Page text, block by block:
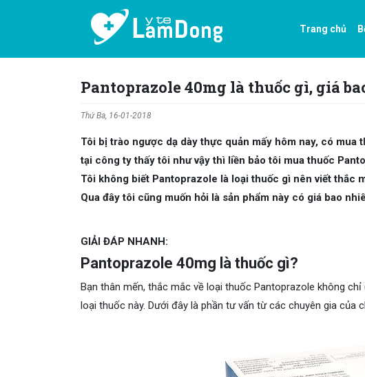
Trang chủ
Pantoprazole 40mg là thuốc gì, giá
Thứ Ba, 16-01-2018
Tôi bị trào ngược dạ dày thực quản mấy hôm nay, có
tại công ty thấy tôi như vậy thì liền bảo tôi mua thuốc
Tôi không biết Pantoprazole là loại thuốc gì nên viết thắc
Qua đây tôi cũng muốn hỏi là sản phẩm này có giá bao
GIẢI ĐÁP NHANH:
Pantoprazole 40mg là thuốc gì?
Bạn thân mến, thắc mắc về loại thuốc Pantoprazole không
loại thuốc này. Dưới đây là phần tư vấn từ các chuyên gia của